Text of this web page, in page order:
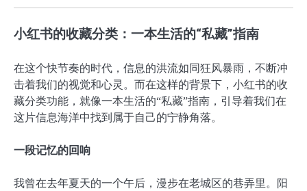
小红书的收藏分类：一本生活的“私藏”指南
在这个快节奏的时代，信息的洪流如同狂风暴雨，不断冲
击着我们的视觉和心灵。而在这样的背景下，小红书的收
藏分类功能，就像一本生活的“私藏”指南，引导着我们在
这片信息海洋中找到属于自己的宁静角落。
一段记忆的回响
我曾在去年夏天的一个午后，漫步在老城区的巷弄里。阳